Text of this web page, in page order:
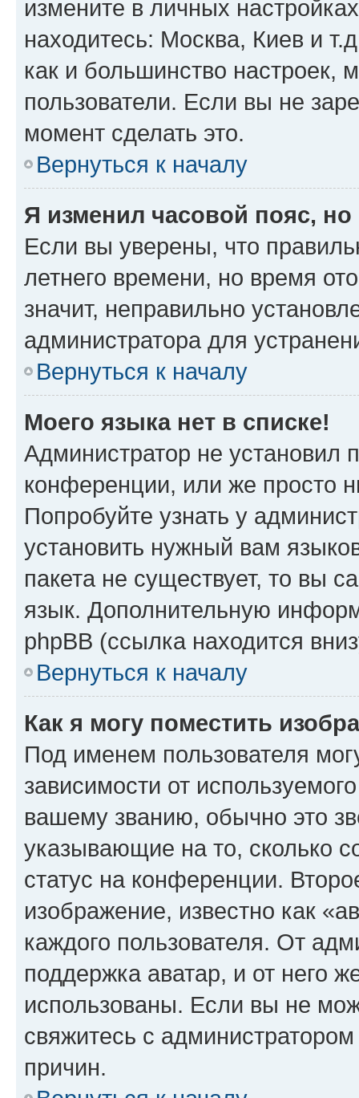
измените в личных
находитесь: Москва, Киев и
как и большинство настроек,
пользователи. Если вы не
момент сделать это.
Вернуться к началу
Я изменил часовой пояс,
Если вы уверены, что
летнего времени, но время
значит, неправильно
администратора для
Вернуться к началу
Моего языка нет в списке!
Администратор не установил
конференции, или же просто
Попробуйте узнать у
установить нужный вам
пакета не существует, то вы
язык. Дополнительную
phpBB (ссылка находится
Вернуться к началу
Как я могу поместить
Под именем пользователя
зависимости от
вашему званию, обычно это
указывающие на то, сколько
статус на конференции.
изображение, известно как
каждого пользователя. От
поддержка аватар, и от него
использованы. Если вы не
свяжитесь с
причин.